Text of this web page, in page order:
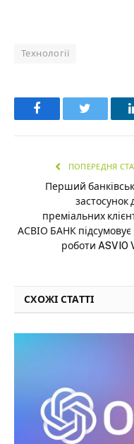
Технології
Facebook
ПОПЕРЕДНЯ
Перший
застосунок
преміальних
АСВІО БАНК підсумовує
роботи ASVIO
СХОЖІ СТАТТІ